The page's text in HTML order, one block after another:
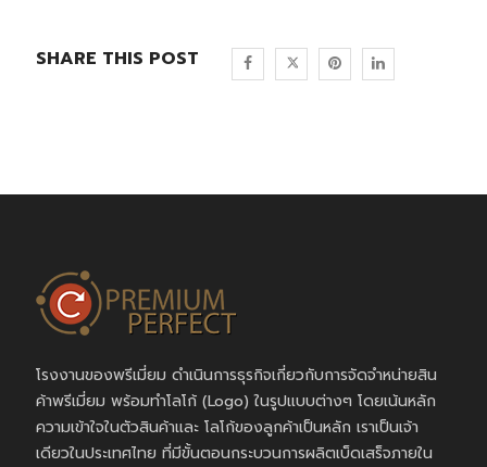
SHARE THIS POST
โรงงานของพรีเมี่ยม ดำเนินการธุรกิจเกี่ยวกับการจัดจำหน่ายสิน
ค้าพรีเมี่ยม พร้อมทำโลโก้ (Logo) ในรูปแบบต่างๆ โดยเน้นหลัก
ความเข้าใจในตัวสินค้าและ โลโก้ของลูกค้าเป็นหลัก เราเป็นเจ้า
เดียวในประเทศไทย ที่มีขั้นตอนกระบวนการผลิตเบ็ดเสร็จภายใน